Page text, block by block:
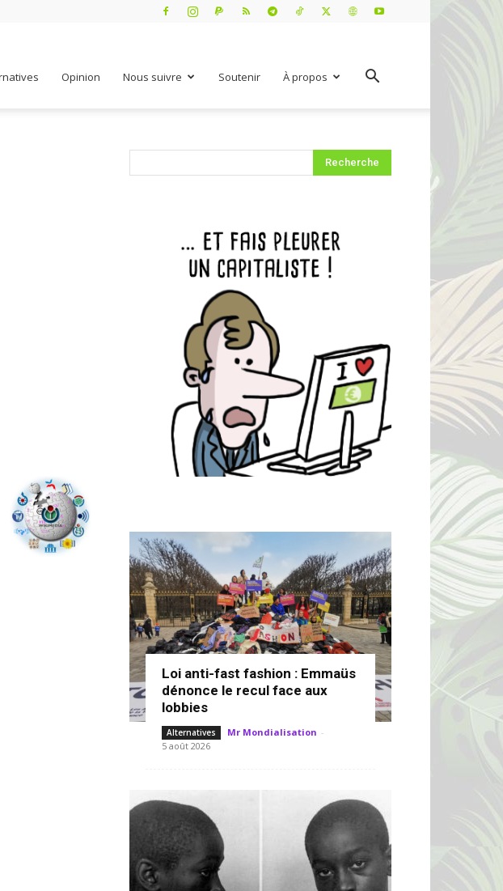
Opinion Nous suivre Soutenir À propos
Loi anti-fast fashion : Emmaüs
dénonce le recul face aux
lobbies
Alternatives Mr Mondialisation -
5 août 2026